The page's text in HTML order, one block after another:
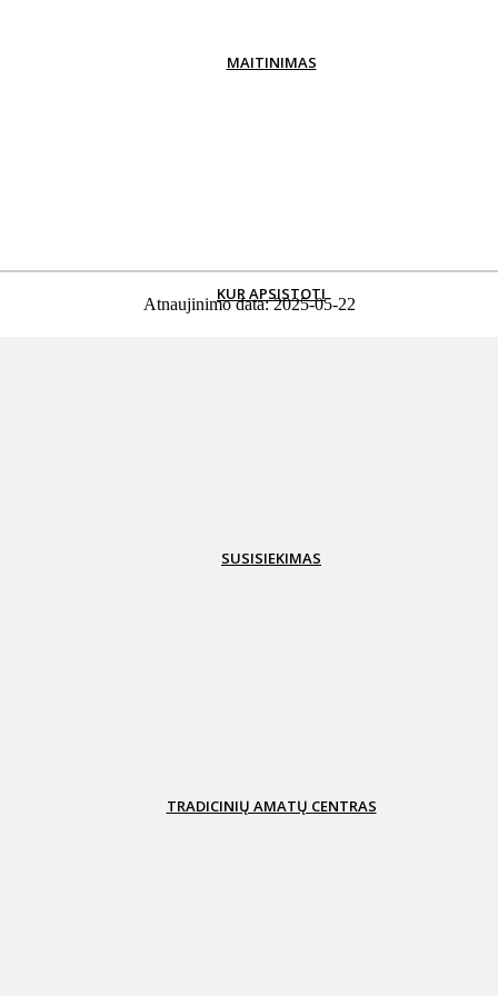
MAITINIMAS
KUR APSISTOTI
SUSISIEKIMAS
TRADICINIŲ AMATŲ CENTRAS
Atnaujinimo data: 2025-05-22